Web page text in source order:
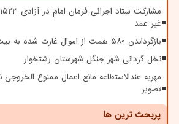
غیر عمد
بازگرداندن ۵۸۰ همت از اموال غارت شده به بیت المال
نخل گردانی شهر جنگل شهرستان رشتخوار
مهریه عندالاستطاعه مانع اعمال ممنوع
تصویر
پربحث ترین ها